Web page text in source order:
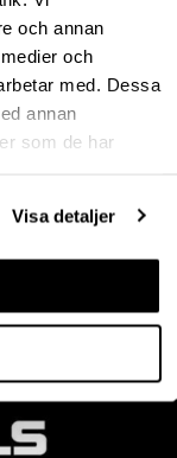
och annan
och
med. Dessa
annan
som de har
Visa detaljer